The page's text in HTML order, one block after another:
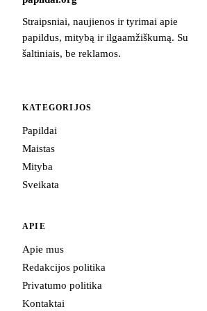
Straipsniai, naujienos ir tyrimai apie
papildus, mitybą ir ilgaamžiškumą. Su
šaltiniais, be reklamos.
KATEGORIJOS
Papildai
Maistas
Mityba
Sveikata
APIE
Apie mus
Redakcijos politika
Privatumo politika
Kontaktai